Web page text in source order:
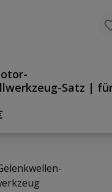
Satz |
Preis: